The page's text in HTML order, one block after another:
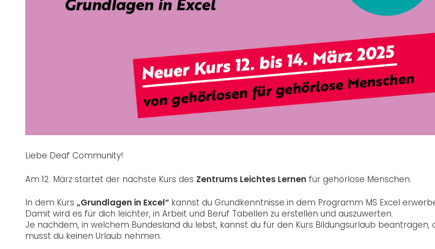
Liebe Deaf Community!
Am 12. März startet der nächste Kurs des Zentrums Leichtes Lernen für gehörlose Menschen.
In dem Kurs „Grundlagen in Excel“ kannst du Grundkenntnisse in dem Programm MS Excel
Damit wird es für dich leichter, in Arbeit und Beruf Tabellen zu erstellen und auszuwerten.
Je nachdem, in welchem Bundesland du lebst, kannst du für den Kurs Bildungsurlaub beantragen,
musst du keinen Urlaub nehmen.